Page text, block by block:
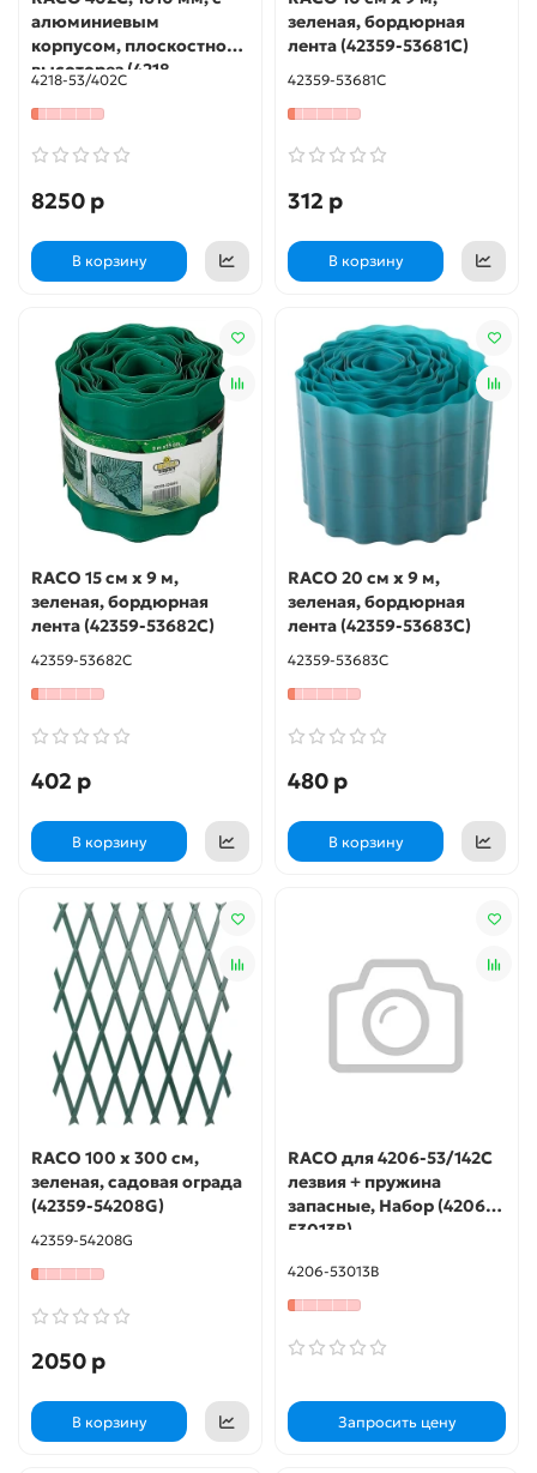
алюминиевым
корпусом, плоскостной
высоторез (4218-
53\402C)
4218-53/402C
8250 р
В корзину
зеленая, бордюрная
лента (42359-53681C)
42359-53681C
312 р
В корзину
RACO 15 см х 9 м,
зеленая, бордюрная
лента (42359-53682C)
42359-53682C
402 р
В корзину
RACO 20 см х 9 м,
зеленая, бордюрная
лента (42359-53683C)
42359-53683C
480 р
В корзину
RACO 100 х 300 см,
зеленая, садовая ограда
(42359-54208G)
42359-54208G
2050 р
В корзину
RACO для 4206-53/142C
лезвия + пружина
запасные, Набор (4206-
53013B)
4206-53013B
Запросить цену